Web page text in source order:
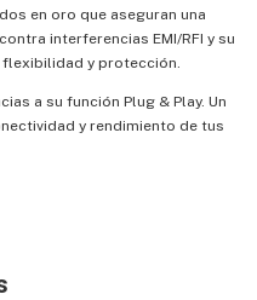
en oro que aseguran una
interferencias EMI/RFI y su
flexibilidad y protección.
a su función Plug & Play. Un
y rendimiento de tus